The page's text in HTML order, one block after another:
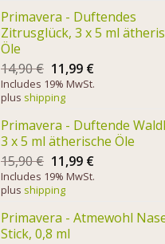
Primavera - Duftendes
Zitrusglück, 3 x 5 ml
Öle
14,90€ 11,99 €
Includes 19% MwSt.
plus shipping
Primavera - Duftende
3 x 5 ml ätherische Öle
15,90€ 11,99 €
Includes 19% MwSt.
plus shipping
Primavera - Atmewohl
Stick, 0,8 ml